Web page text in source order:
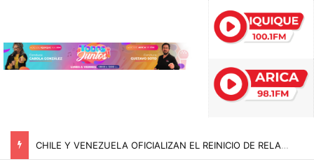
CHILE Y VENEZUELA OFICIALIZAN EL REINICIO DE RELACIONES CONSULARES Y AVANZAN HACIA LA NORMALIZACIÓN DE VÍNCULOS BILATERALES